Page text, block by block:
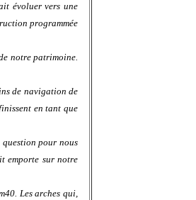
évoluer vers une
programmée
notre patrimoine.
de navigation de
en tant que
pour nous
emporte sur notre
Les arches qui,